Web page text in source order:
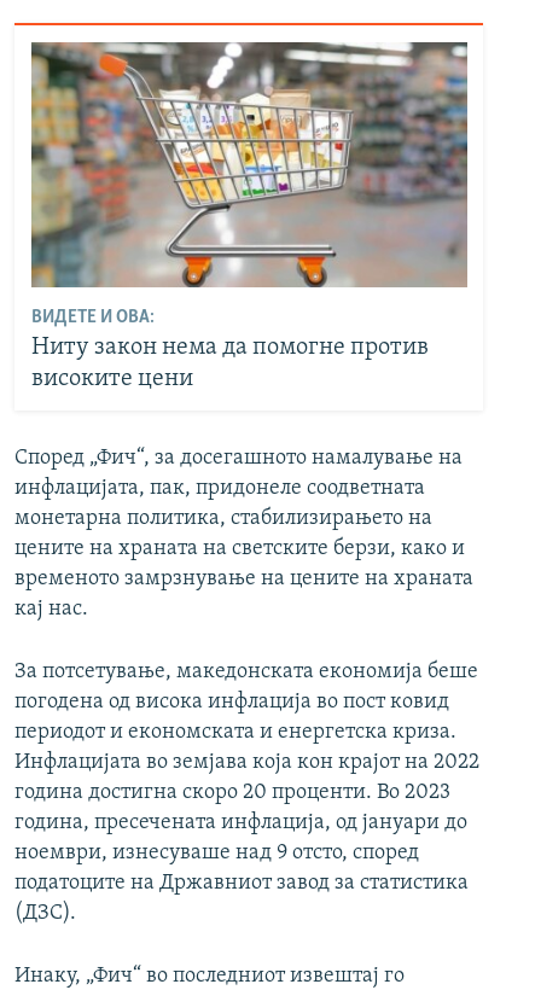
ВИДЕТЕ И ОВА:
Ниту закон нема да помогне против
високите цени
Според „Фич“, за досегашното намалување на
инфлацијата, пак, придонеле соодветната
монетарна политика, стабилизирањето на
цените на храната на светските берзи, како и
временото замрзнување на цените на храната
кај нас.
За потсетување, македонската економија беше
погодена од висока инфлација во пост ковид
периодот и економската и енергетска криза.
Инфлацијата во земјава која кон крајот на 2022
година достигна скоро 20 проценти. Во 2023
година, пресечената инфлација, од јануари до
ноември, изнесуваше над 9 отсто, според
податоците на Државниот завод за статистика
(ДЗС).
Инаку, „Фич“ во последниот извештај го